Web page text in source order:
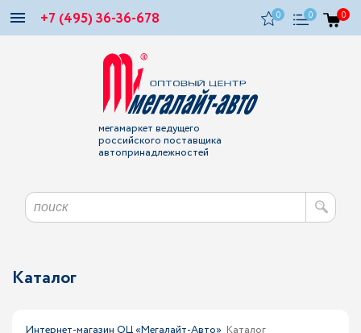
+7 (495) 36-36-678 0 0 0
мегамаркет ведущего
российского поставщика
автопринадлежностей
Каталог